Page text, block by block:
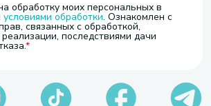
обработку моих персональных в
условиями обработки. Ознакомлен с
связанных с обработкой,
последствиями дачи